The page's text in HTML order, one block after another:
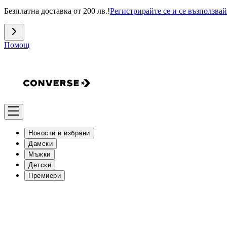
Безплатна доставка от 200 лв.!Регистрирайте се и се
Помощ
Новости и избрани
Дамски
Мъжки
Детски
Премиери